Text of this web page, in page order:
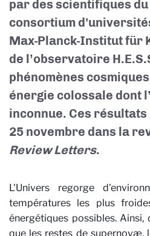
par des scientifiques du
consortium
Max-Planck-Institut für
de l’observatoire
phénomènes
énergie colossale dont
inconnue. Ces
25 novembre dans la
Review Letters.
L'Univers regorge
températures les plus
énergétiques possibles.
que les restes de supernovæ,